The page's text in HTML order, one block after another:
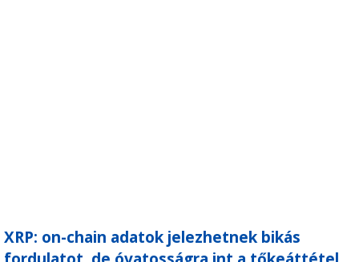
XRP: on-chain adatok jelezhetnek bikás